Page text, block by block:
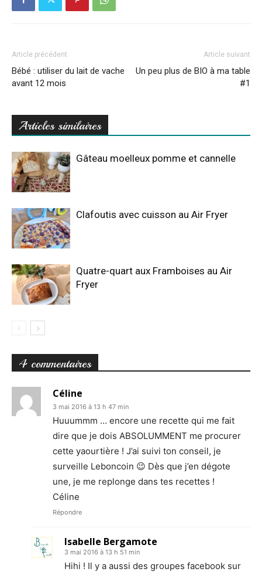
Article précédent
Bébé : utiliser du lait de vache
avant 12 mois
Article suivant
Un peu plus de BIO à ma table
#1
Articles similaires
Gâteau moelleux pomme et cannelle
Clafoutis avec cuisson au Air Fryer
Quatre-quart aux Framboises au Air
Fryer
4 commentaires
Céline
3 mai 2016 à 13 h 47 min
Huuummm … encore une recette qui me fait
dire que je dois ABSOLUMMENT me procurer
cette yaourtière ! J’ai suivi ton conseil, je
surveille Leboncoin 😉 Dès que j’en dégote
une, je me replonge dans tes recettes !
Céline
Répondre
Isabelle Bergamote
3 mai 2016 à 13 h 51 min
Hihi ! Il y a aussi des groupes facebook sur